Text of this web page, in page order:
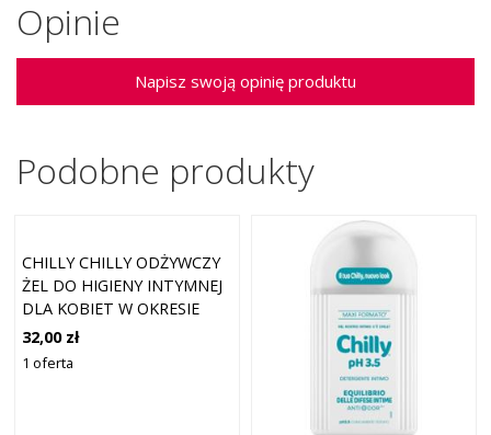
Opinie
Napisz swoją opinię produktu
Podobne produkty
CHILLY CHILLY ODŻYWCZY
ŻEL DO HIGIENY INTYMNEJ
DLA KOBIET W OKRESIE
MENOPAUZY PH6,5 200 ML
32,00 zł
1 oferta